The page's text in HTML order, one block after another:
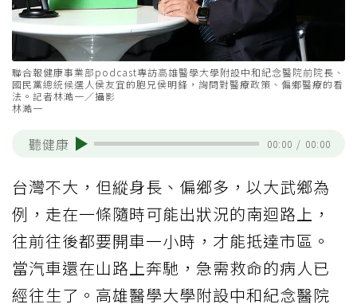
聯合報健康事業部podcast專訪高雄醫學大學附設中和紀念醫院前院長、
國民黨總統候選人侯友宜的胞兄侯明鋒，詢問對醫療政策、偏鄉醫療的看
法。記者林澔一／攝影
林澔一
聽健康 00:00 / 00:00
台灣不大，但縱身長、偏鄉多，以大武鄉為
例，走在一條隨時可能出狀況的南迴路上，
往前往後都要開車一小時，才能抵達市區。
當汽車還在山路上奔馳，急需救命的病人已
經往生了。高雄醫學大學附設中和紀念醫院